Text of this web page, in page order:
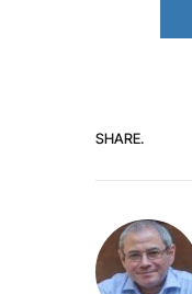
SHARE.